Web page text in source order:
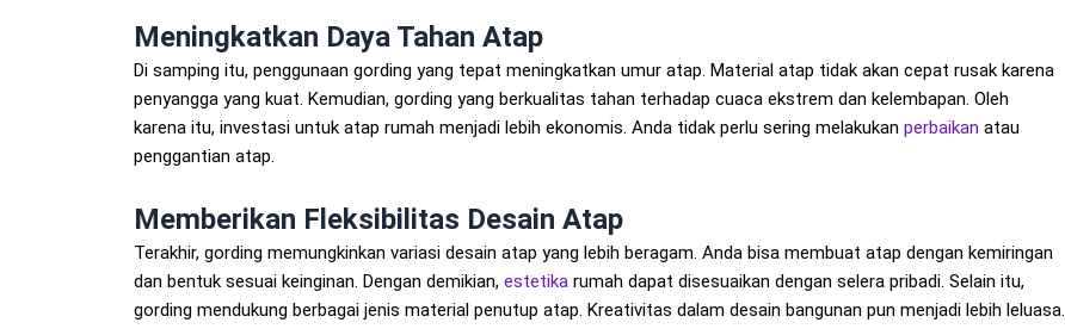
Meningkatkan Daya Tahan Atap
Di samping itu, penggunaan gording yang tepat meningkatkan umur atap. Material atap tidak akan cepat rusak karena
penyangga yang kuat. Kemudian, gording yang berkualitas tahan terhadap cuaca ekstrem dan kelembapan. Oleh
karena itu, investasi untuk atap rumah menjadi lebih ekonomis. Anda tidak perlu sering melakukan perbaikan atau
penggantian atap.
Memberikan Fleksibilitas Desain Atap
Terakhir, gording memungkinkan variasi desain atap yang lebih beragam. Anda bisa membuat atap dengan kemiringan
dan bentuk sesuai keinginan. Dengan demikian, estetika rumah dapat disesuaikan dengan selera pribadi. Selain itu,
gording mendukung berbagai jenis material penutup atap. Kreativitas dalam desain bangunan pun menjadi lebih leluasa.